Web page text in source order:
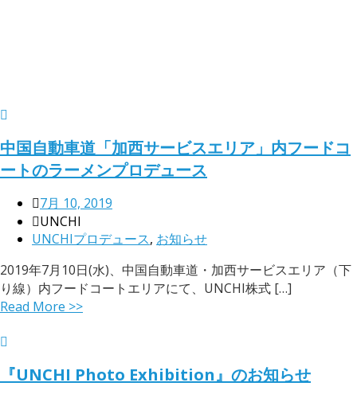
中国自動車道「加西サービスエリア」内フードコ
ートのラーメンプロデュース
7月 10, 2019
UNCHI
UNCHIプロデュース, お知らせ
2019年7月10日(水)、中国自動車道・加西サービスエリア（下
り線）内フードコートエリアにて、UNCHI株式 […]
Read More >>
『UNCHI Photo Exhibition』のお知らせ